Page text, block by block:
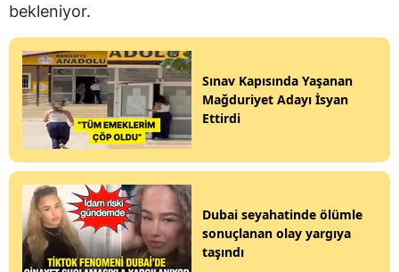
bekleniyor.
Sınav Kapısında Yaşanan
Mağduriyet Adayı İsyan
Ettirdi
Dubai seyahatinde ölümle
sonuçlanan olay yargıya
taşındı